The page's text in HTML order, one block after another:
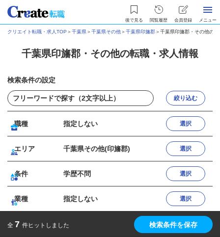
後で見る 閲覧履歴 会員登録 メニュー
クリエイト転職・求人TOP ＞千葉県＞千葉県その他＞千葉県印旛郡＞千葉県印旛郡・その他の
千葉県印旛郡・その他の転職・求人情報
検索条件の設定
絞り込む
職種 指定しない 選択
エリア 千葉県その他(印旛郡) 選択
条件 学歴不問 選択
業種 指定しない 選択
全 7 件ヒットしました 検索条件を保存